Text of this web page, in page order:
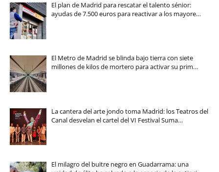
El plan de Madrid para rescatar el talento sénior:
ayudas de 7.500 euros para reactivar a los mayore…
El Metro de Madrid se blinda bajo tierra con siete
millones de kilos de mortero para activar su prim…
La cantera del arte jondo toma Madrid: los Teatros del
Canal desvelan el cartel del VI Festival Suma…
El milagro del buitre negro en Guadarrama: una